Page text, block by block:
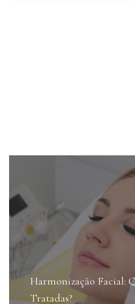
Harmonização Facial:
Tratadas?